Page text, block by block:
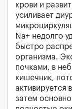
крови и
усиливает
Na+ недолго
быстро
организма.
почками, в
кишечник,
активируется
затем